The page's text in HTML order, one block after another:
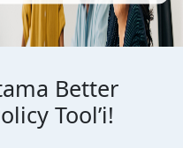
Better
Tool’i!